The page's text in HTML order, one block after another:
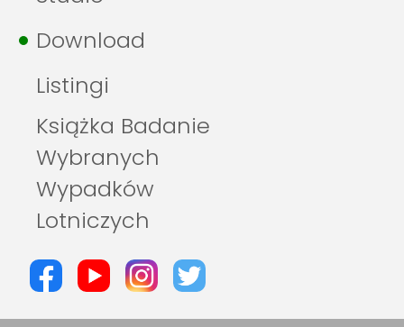
Download
Listingi
Książka Badanie
Wybranych
Wypadków
Lotniczych